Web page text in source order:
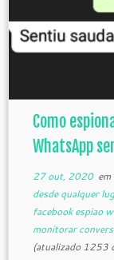
Como
WhatsApp
27 out, 2020em
desde qualquer
facebook espiao
monitorar
(atualizado 1253